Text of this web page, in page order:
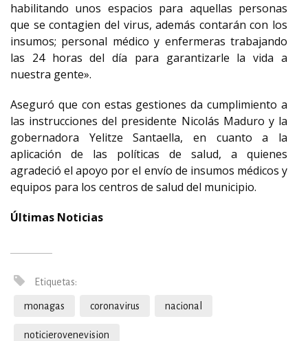
habilitando unos espacios para aquellas personas
que se contagien del virus, además contarán con los
insumos; personal médico y enfermeras trabajando
las 24 horas del día para garantizarle la vida a
nuestra gente».
Aseguró que con estas gestiones da cumplimiento a
las instrucciones del presidente Nicolás Maduro y la
gobernadora Yelitze Santaella, en cuanto a la
aplicación de las políticas de salud, a quienes
agradeció el apoyo por el envío de insumos médicos y
equipos para los centros de salud del municipio.
Últimas Noticias
Etiquetas:
monagas coronavirus nacional
noticierovenevision